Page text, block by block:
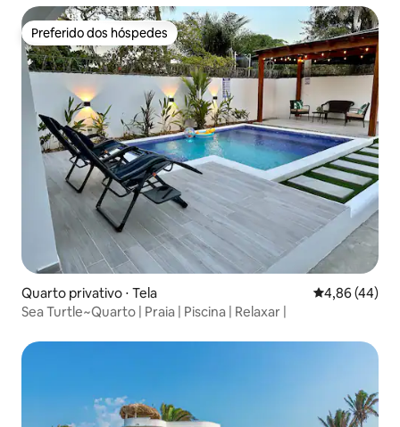
Preferido dos hóspedes
Preferido dos hóspedes
Quarto privativo ⋅ Tela 4,86 de uma
4,86 (44)
Sea Turtle~Quarto | Praia | Piscina | Relaxar |